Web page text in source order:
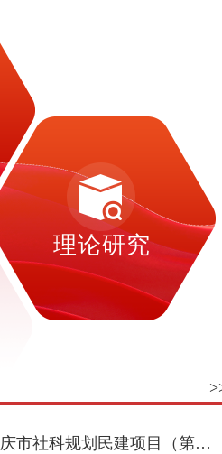
理论研究
科规划民建项目（第二批）来啦